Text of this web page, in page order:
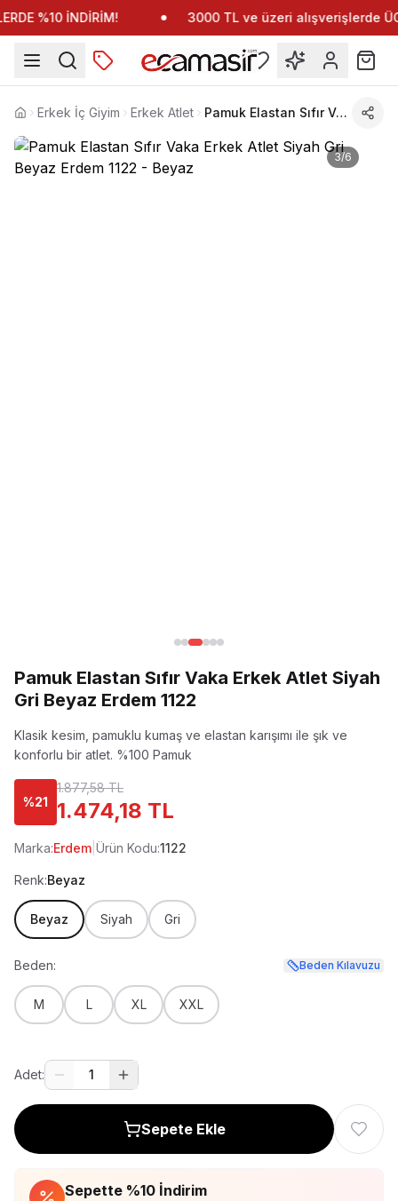
%10 İNDİRİM! 3000 TL ve üzeri alışverişlerde
Anasayfa
Erkek İç Giyim Erkek Atlet Pamuk Elastan Sıfır Vaka Erkek Atlet Siyah Gri Beyaz Erdem 1122
3/6
Pamuk Elastan Sıfır Vaka Erkek Atlet Siyah
Gri Beyaz Erdem 1122
Klasik kesim, pamuklu kumaş ve elastan karışımı ile şık ve
konforlu bir atlet. %100 Pamuk
%21
1.877,58 TL
1.474,18 TL
Marka:Erdem Ürün Kodu:1122
Renk:Beyaz
Beyaz Siyah Gri
Beden: Beden Kılavuzu
M L XL XXL
Adet: 1
Sepete Ekle
Sepette %10 İndirim